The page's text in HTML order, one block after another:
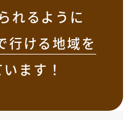
れるように
行ける地域を
ます！